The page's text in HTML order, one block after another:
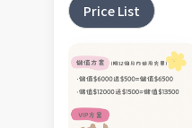
Price List